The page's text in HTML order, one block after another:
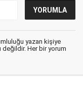
yazan kişiye
değildir. Her bir yorum